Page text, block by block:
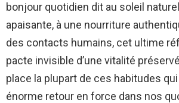
bonjour quotidien dit au soleil
apaisante, à une nourriture
des contacts humains, cet ultime
pacte invisible d’une vitalité
place la plupart de ces habitudes
énorme retour en force dans nos